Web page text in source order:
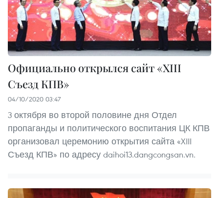
Официально открылся сайт «XIII
Съезд КПВ»
04/10/2020 03:47
3 октября во второй половине дня Отдел
пропаганды и политического воспитания ЦК КПВ
организовал церемонию открытия сайта «XIII
Съезд КПВ» по адресу daihoi13.dangcongsan.vn.